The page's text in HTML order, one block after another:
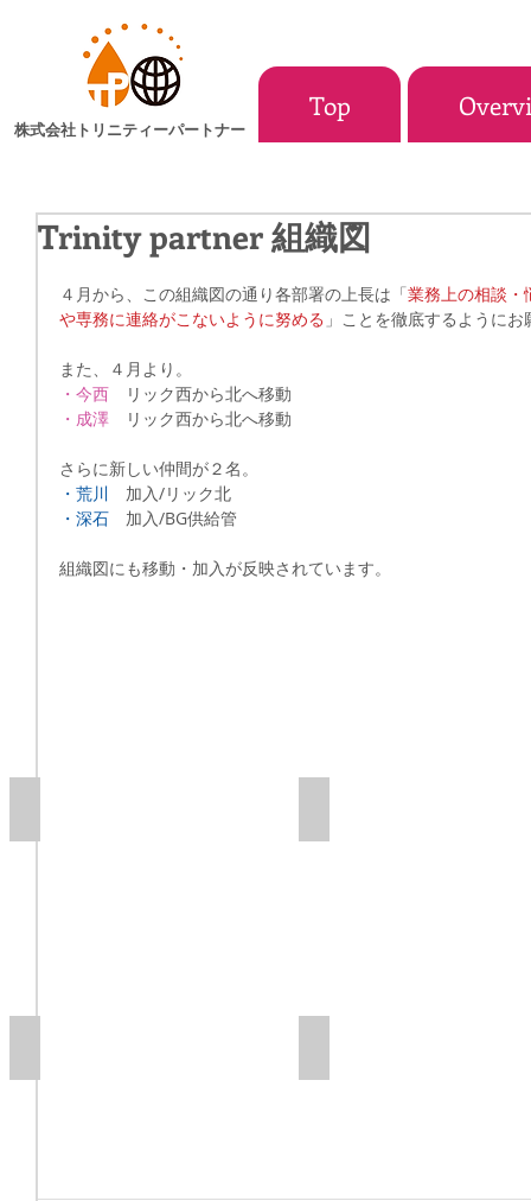
株式会社トリニティーパートナー
Top
Trinity partner 組織図
４月から、この組織図の通り各部署の上長は「業務上の相談・
や専務に連絡がこないように努める 」ことを徹底するように
また、４月より。
・今西 リック西から北へ移動
・成澤 リック西から北へ移動
さらに新しい仲間が２名。
・荒川 加入/リック北
・深石 加入/BG供給管
組織図にも移動・加入が反映されています。